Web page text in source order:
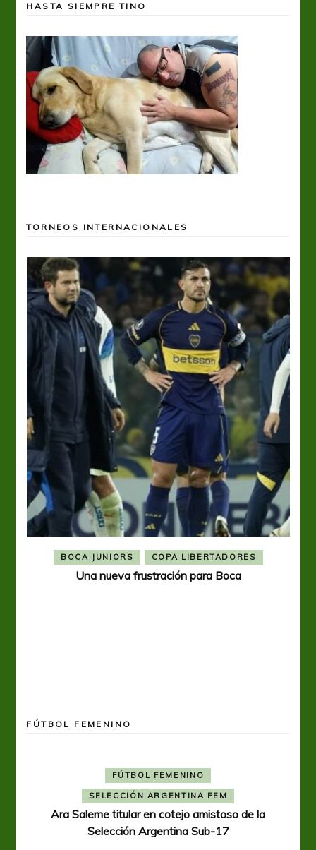
HASTA SIEMPRE TINO
TORNEOS INTERNACIONALES
BOCA JUNIORS COPA LIBERTADORES
Una nueva frustración para Boca
FÚTBOL FEMENINO
FÚTBOL FEMENINO
SELECCIÓN ARGENTINA FEM
Ara Saleme titular en cotejo amistoso de la
Selección Argentina Sub-17